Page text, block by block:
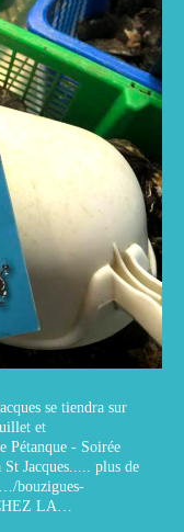
se tiendra sur
et
Pétanque - Soirée
Jacques..... plus de
bouzigues-
LA…